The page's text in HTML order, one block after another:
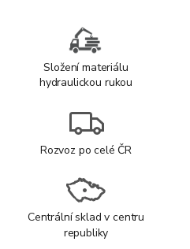
Složení materiálu
hydraulickou rukou
Rozvoz po celé ČR
Centrální sklad v centru
republiky